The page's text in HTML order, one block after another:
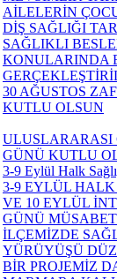
AİLELERİN
DİŞ SAĞLIĞI
SAĞLIKLI
KONULARINDA
30 AĞUSTOS
KUTLU OLSUN
GÜNÜ KUTLU
3-9 Eylül Halk
3-9 EYLÜL
VE 10 EYLÜL
GÜNÜ
İLÇEMİZDE
YÜRÜYÜŞÜ
BİR PROJEMİZ